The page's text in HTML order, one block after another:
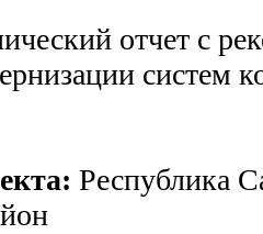
отчет с
систем
Республика